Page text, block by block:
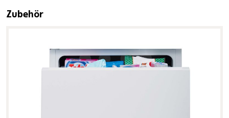
Produktgalerie überspringen
Zubehör